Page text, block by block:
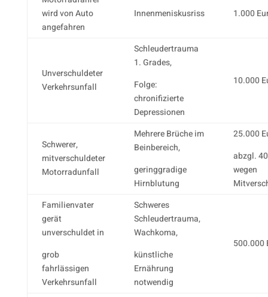
wird von Auto
angefahren
Innenmeniskusriss 1.000
Unverschuldeter
Verkehrsunfall
Schleudertrauma
1. Grades,
Folge:
chronifizierte
Depressionen
10.000
Schwerer,
mitverschuldeter
Motorradunfall
Mehrere Brüche im
Beinbereich,
geringgradige
Hirnblutung
25.000
abzgl.
wegen
Familienvater
gerät
unverschuldet in
grob
fahrlässigen
Verkehrsunfall
Schweres
Schleudertrauma,
Wachkoma,
künstliche
Ernährung
notwendig
500.000